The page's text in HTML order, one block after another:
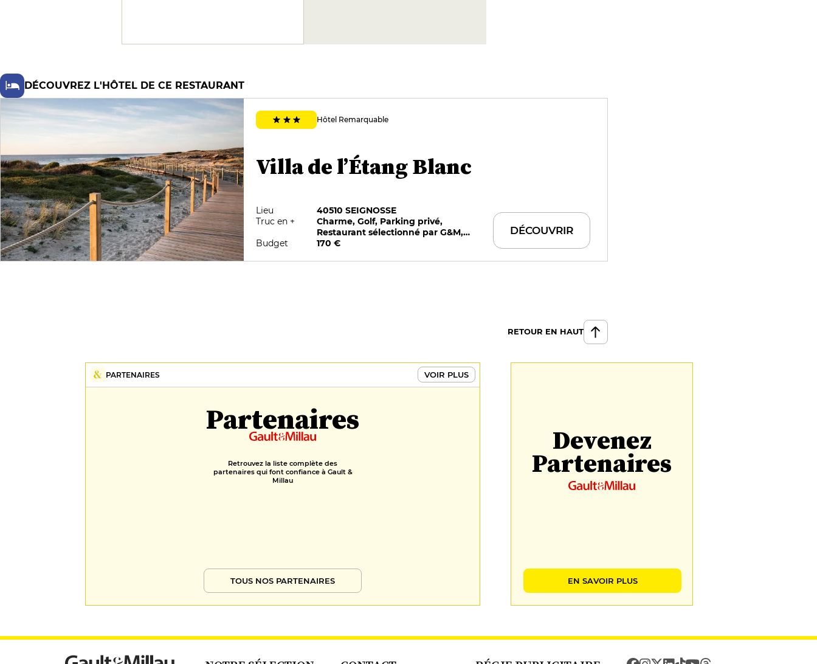
DÉCOUVREZ L'HÔTEL DE CE RESTAURANT
Hôtel Remarquable
Villa de l’Étang Blanc
Lieu
40510 SEIGNOSSE
Truc en +
Charme, Golf, Parking privé,
Restaurant sélectionné par G&M,
Restauration sur place, Room service
Budget 170 €
DÉCOUVRIR
RETOUR EN HAUT
PARTENAIRES VOIR PLUS
Partenaires
Retrouvez la liste complète des
partenaires qui font confiance à Gault &
Millau
TOUS NOS PARTENAIRES
Devenez
Partenaires
EN SAVOIR PLUS